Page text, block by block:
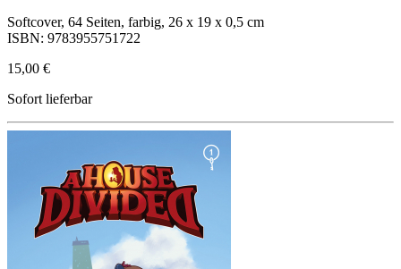
Softcover, 64 Seiten, farbig, 26 x 19 x 0,5 cm
ISBN: 9783955751722
15,00 €
Sofort lieferbar